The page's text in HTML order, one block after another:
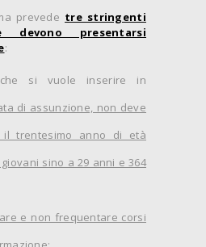
prevede tre stringenti
devono presentarsi
:
si vuole inserire in
di assunzione, non deve
il trentesimo anno di età
sino a 29 anni e 364
e non frequentare corsi